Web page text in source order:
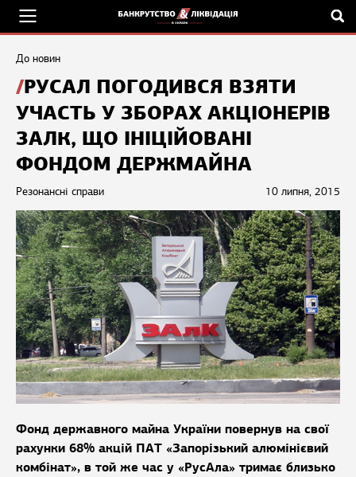
До новин
РУСАЛ ПОГОДИВСЯ ВЗЯТИ
УЧАСТЬ У ЗБОРАХ АКЦІОНЕРІВ
ЗАЛК, ЩО ІНІЦІЙОВАНІ
ФОНДОМ ДЕРЖМАЙНА
10 липня, 2015
Резонансні справи
Фонд державного майна України повернув на свої
рахунки 68% акцій ПАТ «Запорізький алюмінієвий
комбінат», в той же час у «РусАла» тримає близько